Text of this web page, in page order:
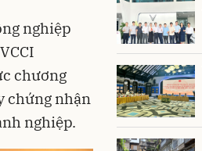
nghiệp
chương
chứng nhận
nghiệp.